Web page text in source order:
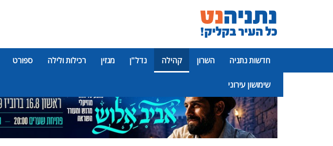
חדשות נתניה השרון קהילה נדל"ן מגזין רכילות ולילה ספורט
שימושון עירוני
פרסומת